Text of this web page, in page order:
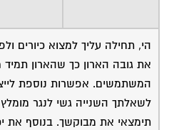
הי, תחילה עליך למצוא כיורים
את גובה הארון כך שהארון תמיד
המשתמשים. אפשרות נוספת
לשאלתך השנייה גשי לנגר מומלץ
תימצאי את מבוקשך. בנוסף את